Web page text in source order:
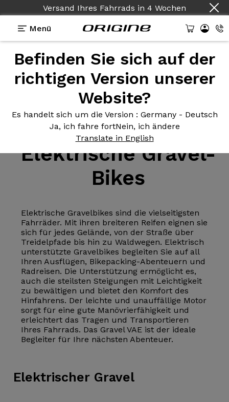
Versand Ihres Fahrrads in 4 Wochen
Menü
Befinden Sie sich auf der
richtigen Version unserer
Website?
Es handelt sich um die Version : Germany - Deutsch
Ja, ich fahre fortNein, ich ändere
Translate in English
ElektrischeGravel-
Bikes
Elektrische Gravelbikes sind die vielseitigsten
Fahrräder. Mit ihren breiteren Reifen eignen sie
sich für jedes Gelände, von der Straße über
Treidelpfade bis hin zu Waldwegen. Elektrisch
unterstützte Gravelbikes begleiten Sie auf all
Ihren Ausflügen, Bikepacking-Abenteuern und
Radreisen. Die Unterstützung ermöglicht es,
auch die steilsten Steigungen mit Leichtigkeit
zu bewältigen und bietet den Komfort des
Hinfahrens. Der leichte und unauffällige Motor
sorgt für eine gute Manövrierfähigkeit und
erleichtert das Tragen und Transportieren
Ihres Fahrrads. Das Gravel VAE ist der ideale
Begleiter für Ihre nächsten Abenteuer.
Elektrischer Gravel